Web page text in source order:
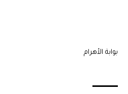
بوابة الأهرام